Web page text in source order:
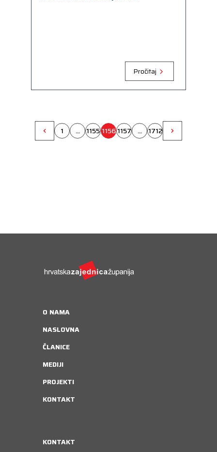
Pročitaj
1 ... 115511561157 ... 1712
O NAMA
NASLOVNA
ČLANICE
MEDIJI
PROJEKTI
KONTAKT
KONTAKT